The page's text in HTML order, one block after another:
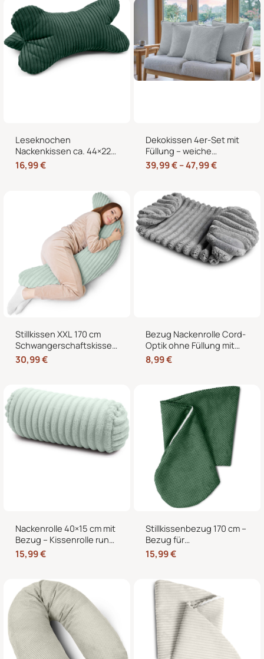
Leseknochen
Nackenkissen ca. 44×22
cm – Knochenkissen
Lesekissen zum Lesen
16,99€
Dekokissen 4er-Set mit
Füllung – weiche
Zierkissen für Sofa und
Couch, 40×40, 45×45
39,99€–47,99€
Stillkissen XXL 170 cm
Schwangerschaftskissen
Seitenschläferkissen U-
Form – Lagerungskissen
abnehmbarem Bezug
30,99€
Bezug Nackenrolle Cord-
Optik ohne Füllung mit
Reißverschluss 40 x 15
cm – Ersatzbezug für
Kissenrollen
8,99€
Nackenrolle 40×15 cm mit
Bezug – Kissenrolle rund,
weich, Dekokissen Rolle
für Bett & Sofa
15,99€
Stillkissenbezug 170 cm –
Bezug für
Seitenschläferkissen und
Schwangerschaftskissen
15,99€